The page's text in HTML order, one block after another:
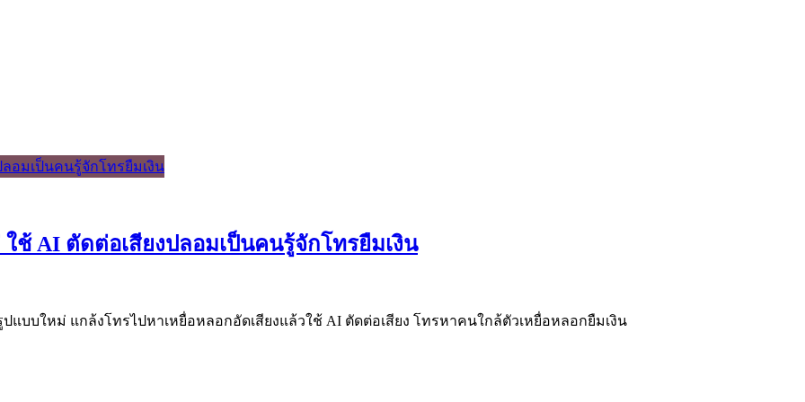
AI ตัดต่อเสียงปลอมเป็นคนรู้จักโทรยืมเงิน
บบใหม่ แกล้งโทรไปหาเหยื่อหลอกอัดเสียงแล้วใช้ AI ตัดต่อเสียง โทรหาคนใกล้ตัวเหยื่อหลอกยืมเงิน